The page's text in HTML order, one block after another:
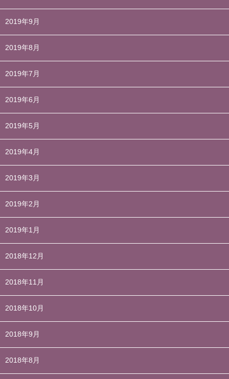
2019年9月
2019年8月
2019年7月
2019年6月
2019年5月
2019年4月
2019年3月
2019年2月
2019年1月
2018年12月
2018年11月
2018年10月
2018年9月
2018年8月